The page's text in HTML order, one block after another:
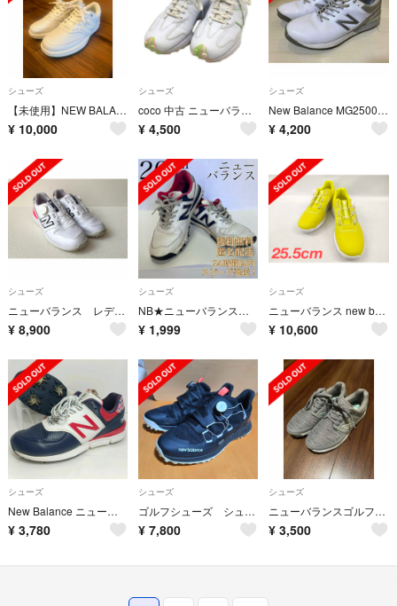
シューズ
【未使用】NEW BALANCE ニューバランス ゴルフシューズ 23.5
¥ 10,000
シューズ
coco 中古 ニューバランスゴルフ New Balance golf ゴルフシューズ 22.5cm ホワイト 327 v1 SL スパイクレス 軽量 シンプル[WGS327WM]
¥ 4,500
シューズ
New Balance MG2500WS ゴルフシューズ 26.5cm
¥ 4,200
シューズ
ニューバランス レディースゴルフシューズ WGBS996D 23.5cm
¥ 8,900
シューズ
NB★ニューバランス★MGS574TR ★トリコロール★ゴルフシューズ★26cm
¥ 1,999
シューズ
ニューバランス new balance ゴルフシューズ UGBS996L D
¥ 10,600
シューズ
New Balance ニューバランス ゴルフシューズ ネイビー レッド 可愛い
¥ 3,780
シューズ
ゴルフシューズ シューズケース付 メンズ ニューバランス サイズ28
¥ 7,800
シューズ
ニューバランスゴルフ ゴルフシューズ スニーカー
¥ 3,500